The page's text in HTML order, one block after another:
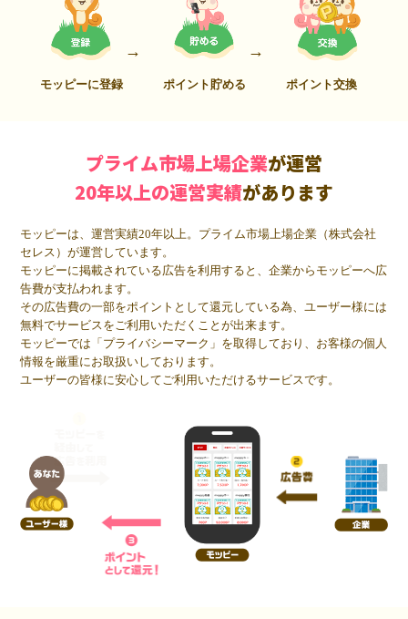
モッピーに登録 ポイント貯める ポイント交換
プライム市場上場企業が運営
20年以上の運営実績があります
モッピーは、運営実績20年以上。プライム市場上場企業（株式会社
セレス）が運営しています。
モッピーに掲載されている広告を利用すると、企業からモッピーへ広
告費が支払われます。
その広告費の一部をポイントとして還元している為、ユーザー様には
無料でサービスをご利用いただくことが出来ます。
モッピーでは「プライバシーマーク」を取得しており、お客様の個人
情報を厳重にお取扱いしております。
ユーザーの皆様に安心してご利用いただけるサービスです。